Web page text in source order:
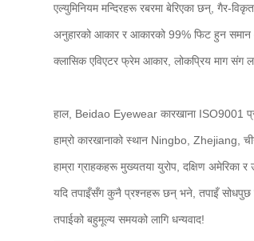
एल्युमिनियम मन्दिरहरू रबरमा बेरिएका छन्, गैर-
अनुहारको आकार र आकारको 99% फिट हुन समान
क्लासिक एविएटर फ्रेम आकार, लोकप्रिय माग संग
हाल, Beidao Eyewear कारखाना ISO9001
हाम्रो कारखानाको स्थान Ningbo, Zhejiang,
हाम्रा ग्राहकहरू मुख्यतया युरोप, दक्षिण अमेरिका
यदि तपाइँसँग कुनै प्रश्नहरू छन् भने, तपाइँ सोधपुछ
तपाईको बहुमूल्य समयको लागि धन्यवाद!